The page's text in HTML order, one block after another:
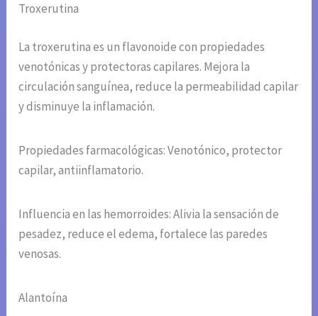
Troxerutina
La troxerutina es un flavonoide con propiedades
venotónicas y protectoras capilares. Mejora la
circulación sanguínea, reduce la permeabilidad capilar
y disminuye la inflamación.
Propiedades farmacológicas: Venotónico, protector
capilar, antiinflamatorio.
Influencia en las hemorroides: Alivia la sensación de
pesadez, reduce el edema, fortalece las paredes
venosas.
Alantoína